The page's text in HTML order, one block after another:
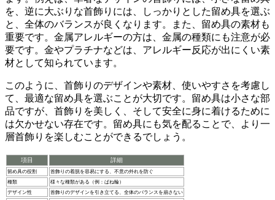
を、逆に大ぶりな首飾りには、しっかりとした留め具を選ぶ
と、全体のバランスが良くなります。また、留め具の素材も
重要です。金属アレルギーの方は、金属の種類にも注意が必
要です。金やプラチナなどは、アレルギー反応が出にくい素
材として知られています。
このように、首飾りのデザインや素材、使いやすさを考慮し
て、 最適な留め具を選ぶことが大切です。留め具は小さな部
品ですが、首飾りを美しく、そして安全に身に着けるために
は欠かせない存在です。留め具にも気を配ることで、より一
層首飾りを楽しむことができるでしょう。
項目 詳細
留め具の役割
首飾りの着脱を容易にする、不意の外れを防ぐ
種類
様々な種類がある（例：ばね輪）
デザイン性
首飾りのデザインを引き立てる、全体のバランスを崩さない